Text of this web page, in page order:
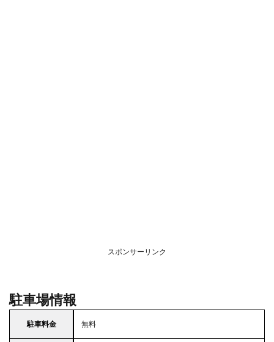
スポンサーリンク
駐車場情報
駐車料金 無料